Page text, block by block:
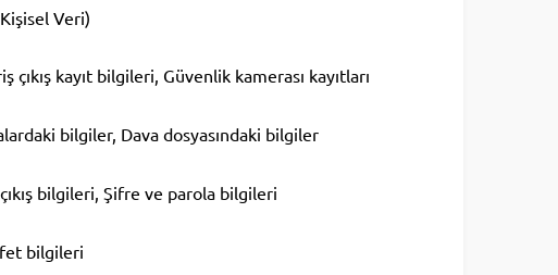
Veri)
çıkış kayıt bilgileri, Güvenlik kamerası kayıtları
bilgiler, Dava dosyasındaki bilgiler
bilgileri, Şifre ve parola bilgileri
bilgileri